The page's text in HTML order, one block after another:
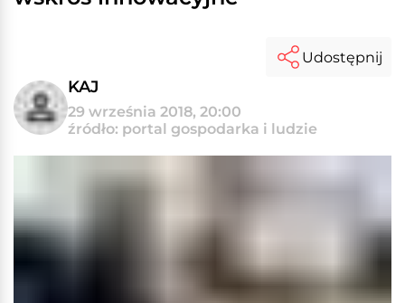
KAJ
29 września 2018, 20:00
źródło: portal gospodarka i ludzie
Udostępnij